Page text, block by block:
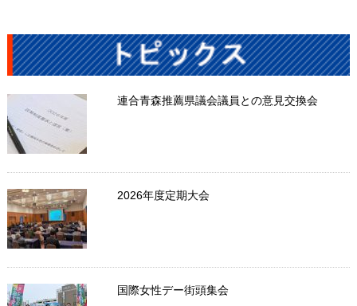
連合青森推薦県議会議員との意見交換会
2026年度定期大会
国際女性デー街頭集会